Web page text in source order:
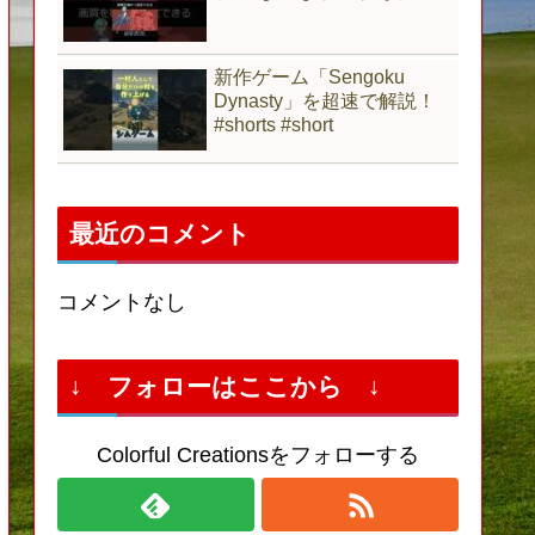
新作ゲーム「Sengoku
Dynasty」を超速で解説！
#shorts #short
最近のコメント
コメントなし
↓ フォローはここから ↓
Colorful Creationsをフォローする